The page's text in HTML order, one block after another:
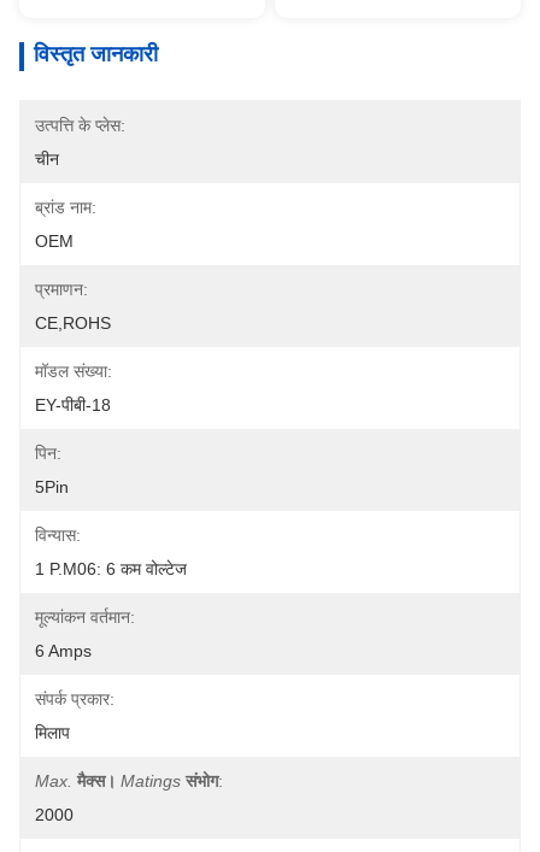
विस्तृत जानकारी
उत्पत्ति के प्लेस:
चीन
ब्रांड नाम:
OEM
प्रमाणन:
CE,ROHS
मॉडल संख्या:
EY-पीबी-18
पिन:
5Pin
विन्यास:
1 P.M06: 6 कम वोल्टेज
मूल्यांकन वर्तमान:
6 Amps
संपर्क प्रकार:
मिलाप
Max. मैक्स। Matings संभोग:
2000